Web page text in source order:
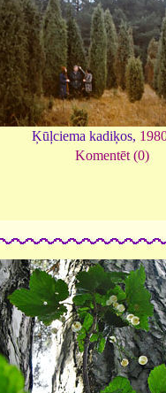
Ķūļciema kadiķos,
Komentēt (0)